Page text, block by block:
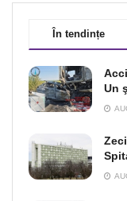
În tendințe
Un